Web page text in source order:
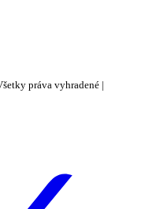
práva vyhradené |